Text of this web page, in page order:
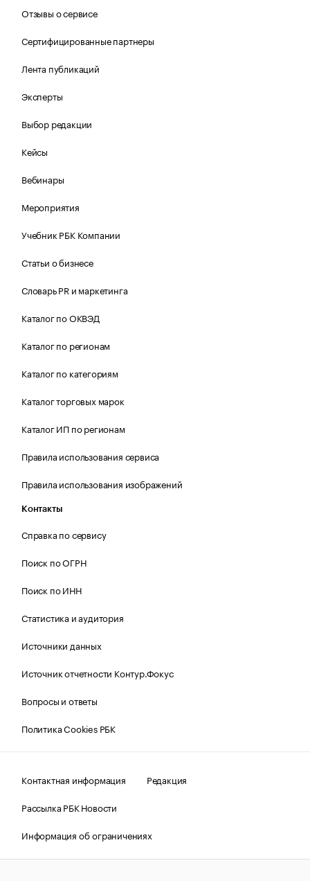
Отзывы о сервисе
Сертифицированные партнеры
Лента публикаций
Эксперты
Выбор редакции
Кейсы
Вебинары
Мероприятия
Учебник РБК Компании
Статьи о бизнесе
Словарь PR и маркетинга
Каталог по ОКВЭД
Каталог по регионам
Каталог по категориям
Каталог торговых марок
Каталог ИП по регионам
Правила использования сервиса
Правила использования изображений
Контакты
Справка по сервису
Поиск по ОГРН
Поиск по ИНН
Статистика и аудитория
Источники данных
Источник отчетности Контур.Фокус
Вопросы и ответы
Политика Cookies РБК
Контактная информация
Редакция
Рассылка РБК Новости
Информация об ограничениях
Правовая информация
О соблюдении авторских прав